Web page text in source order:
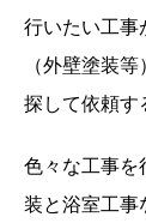
行いたい工事
（外壁塗装
探して依頼す
色々な工事を
装と浴室工事